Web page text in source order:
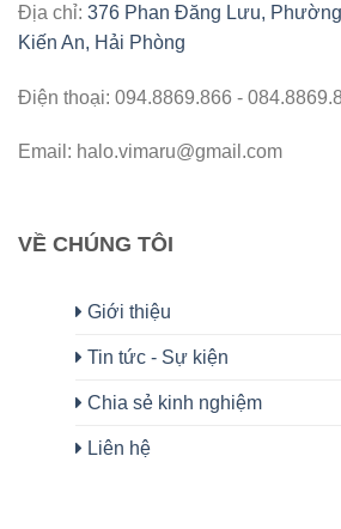
Địa chỉ: 376 Phan Đăng Lưu,
Kiến An, Hải Phòng
Điện thoại: 094.8869.866 -
Email: halo.vimaru@gmail.com
VỀ CHÚNG TÔI
Giới thiệu
Tin tức - Sự kiện
Chia sẻ kinh nghiệm
Liên hệ